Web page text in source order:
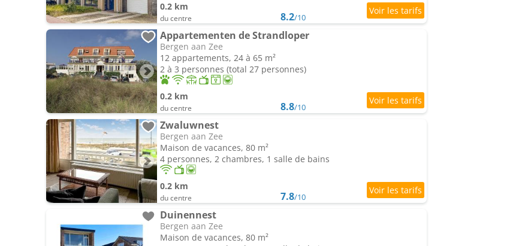
0.2 km
du centre 8.2/10
Appartementen de Strandloper
Bergen aan Zee
12 appartements, 24 à 65 m²
2 à 3 personnes (total 27 personnes)
0.2 km
du centre 8.8/10
Zwaluwnest
Bergen aan Zee
Maison de vacances, 80 m²
4 personnes, 2 chambres, 1 salle de bains
0.2 km
du centre 7.8/10
Duinennest
Bergen aan Zee
Maison de vacances, 80 m²